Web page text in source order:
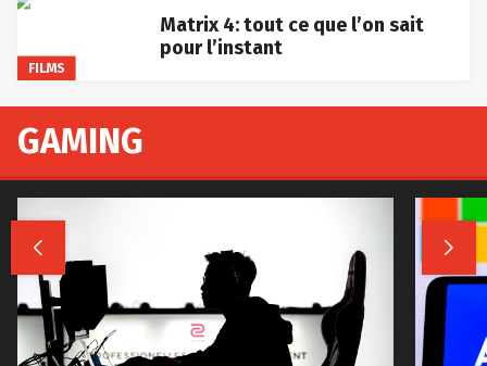
FILMS
Matrix 4: tout ce que l’on sait
pour l’instant
GAMING
 